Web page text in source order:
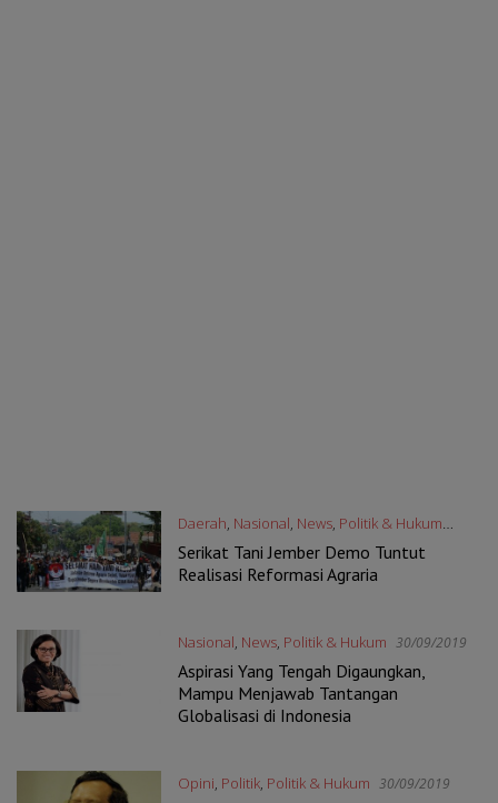
Daerah, Nasional, News, Politik & Hukum
30/09/2019
Serikat Tani Jember Demo Tuntut
Realisasi Reformasi Agraria
Nasional, News, Politik & Hukum 30/09/2019
Aspirasi Yang Tengah Digaungkan,
Mampu Menjawab Tantangan
Globalisasi di Indonesia
Opini, Politik, Politik & Hukum 30/09/2019